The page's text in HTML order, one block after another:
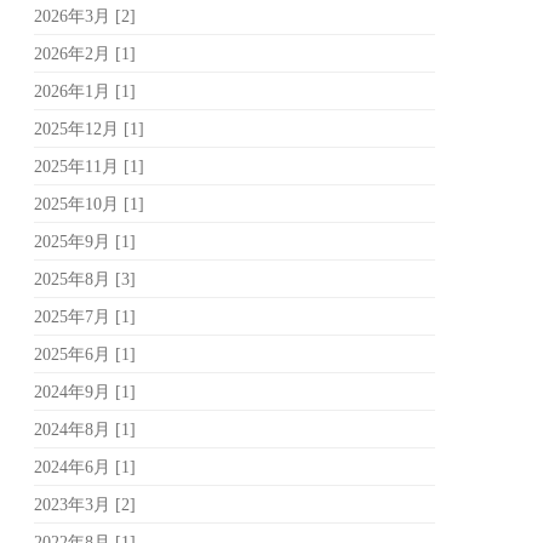
2026年3月 [2]
2026年2月 [1]
2026年1月 [1]
2025年12月 [1]
2025年11月 [1]
2025年10月 [1]
2025年9月 [1]
2025年8月 [3]
2025年7月 [1]
2025年6月 [1]
2024年9月 [1]
2024年8月 [1]
2024年6月 [1]
2023年3月 [2]